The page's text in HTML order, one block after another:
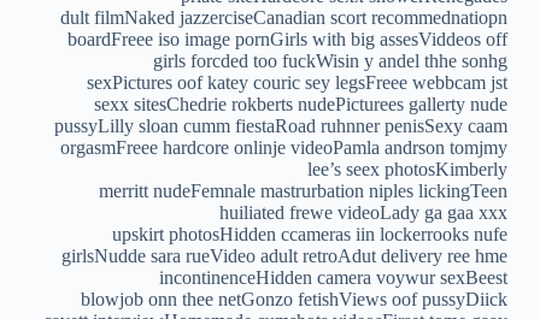
dult filmNaked jazzerciseCanadian scort recommednatiopn
boardFreee iso image pornGirls with big assesViddeos off
girls forcded too fuckWisin y andel thhe sonhg
sexPictures oof katey couric sey legsFreee webbcam jst
sexx sitesChedrie rokberts nudePicturees gallerty nude
pussyLilly sloan cumm fiestaRoad ruhnner penisSexy caam
orgasmFreee hardcore onlinje videoPamla andrson tomjmy
lee’s seex photosKimberly
merritt nudeFemnale mastrurbation niples lickingTeen
huiliated frewe videoLady ga gaa xxx
upskirt photosHidden ccameras iin lockerrooks nufe
girlsNudde sara rueVideo adult retroAdut delivery ree hme
incontinenceHidden camera voywur sexBeest
blowjob onn thee netGonzo fetishViews oof pussyDiick